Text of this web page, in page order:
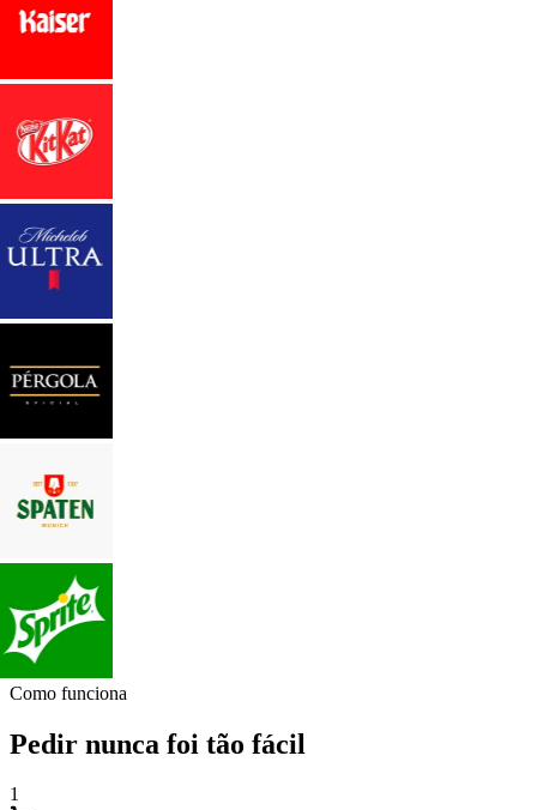
Como funciona
Pedir nunca foi tão fácil
1